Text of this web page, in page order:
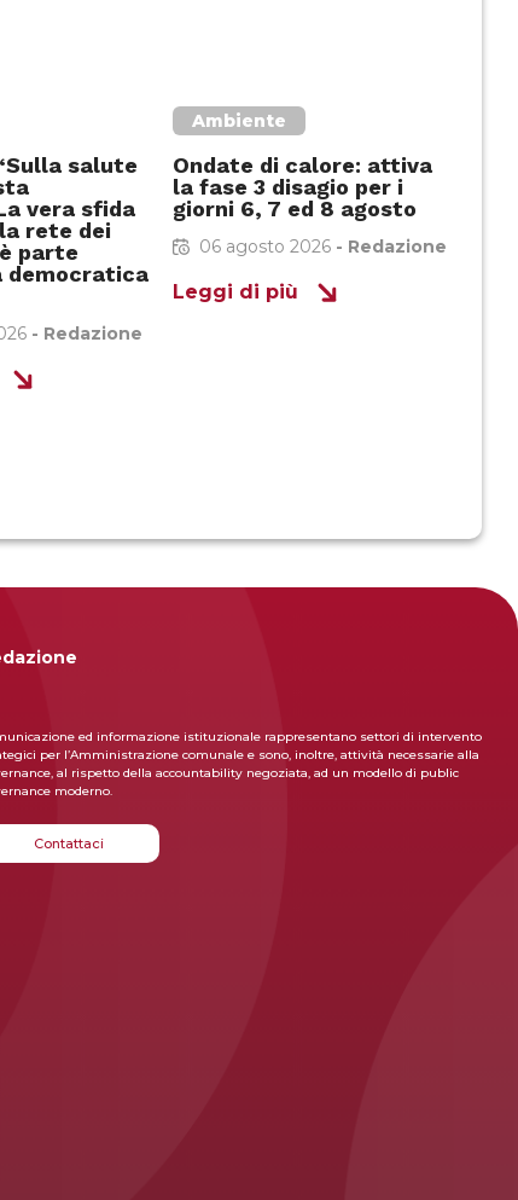
salute
vera sfida
rete dei
parte
democratica
- Redazione
Ambiente
Ondate di calore: attiva
la fase 3 disagio per i
giorni 6, 7 ed 8 agosto
06 agosto 2026 - Redazione
Leggi di più
ed informazione istituzionale rappresentano settori di intervento
per l’Ammini­strazione comunale e sono, inoltre, attività necessarie alla
al rispetto della accountability negoziata, ad un modello di public
moderno.
Contattaci